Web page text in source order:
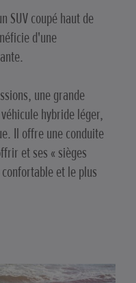
SUV coupé haut de
d'une
une grande
hybride léger,
Il offre une conduite
et ses « sièges
et le plus